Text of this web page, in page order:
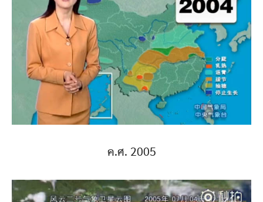
ค.ศ. 2005